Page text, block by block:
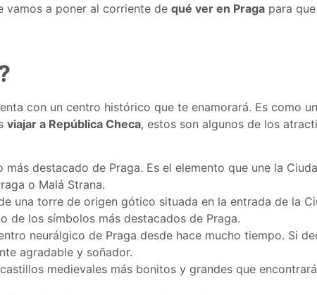
vamos a poner al corriente de qué ver en Praga para
con un centro histórico que te enamorará. Es como un
viajar a República Checa, estos son algunos de los
más destacado de Praga. Es el elemento que une la
o Malá Strana.
una torre de origen gótico situada en la entrada de la
de los símbolos más destacados de Praga.
neurálgico de Praga desde hace mucho tiempo. Si
agradable y soñador.
medievales más bonitos y grandes que